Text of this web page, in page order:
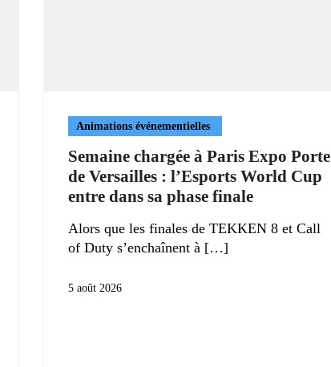
Animations événementielles
Semaine chargée à Paris Expo Porte
de Versailles : l’Esports World Cup
entre dans sa phase finale
Alors que les finales de TEKKEN 8 et Call
of Duty s’enchaînent à
5 août 2026